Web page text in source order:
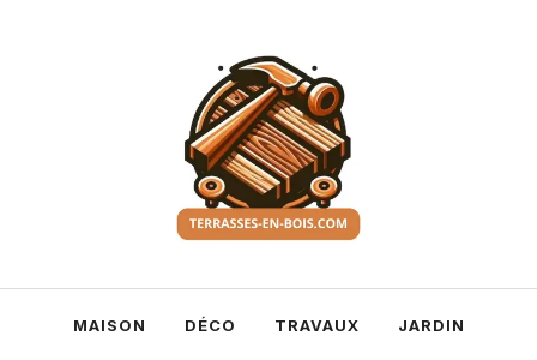
MAISON DÉCO TRAVAUX JARDIN